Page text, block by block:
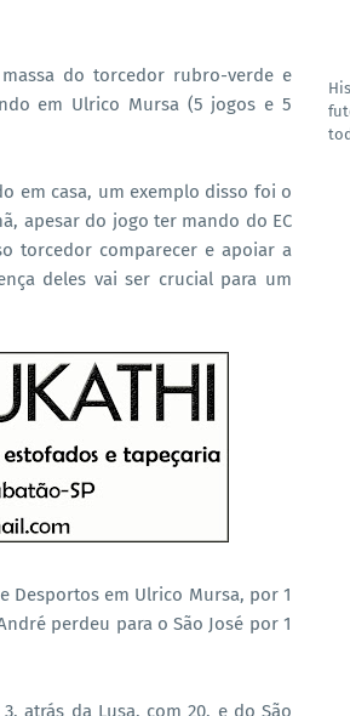
do torcedor rubro-verde e
em Ulrico Mursa (5 jogos e 5
em casa, um exemplo disso foi o
apesar do jogo ter mando do EC
torcedor comparecer e apoiar a
deles vai ser crucial para um
Desportos em Ulrico Mursa, por 1
perdeu para o São José por 1
atrás da Lusa, com 20, e do São